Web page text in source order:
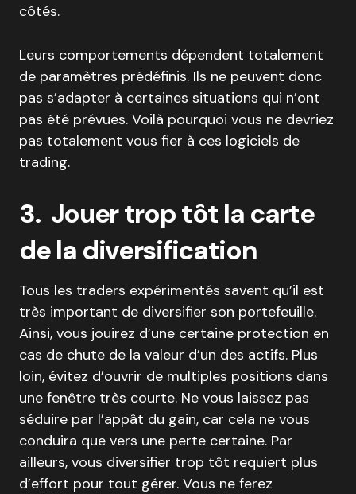
côtés.
Leurs comportements dépendent totalement
de paramètres prédéfinis. Ils ne peuvent donc
pas s’adapter à certaines situations qui n’ont
pas été prévues. Voilà pourquoi vous ne devriez
pas totalement vous fier à ces logiciels de
trading.
3. Jouer trop tôt la carte
de la diversification
Tous les traders expérimentés savent qu’il est
très important de diversifier son portefeuille.
Ainsi, vous jouirez d’une certaine protection en
cas de chute de la valeur d’un des actifs. Plus
loin, évitez d’ouvrir de multiples positions dans
une fenêtre très courte. Ne vous laissez pas
séduire par l’appât du gain, car cela ne vous
conduira que vers une perte certaine. Par
ailleurs, vous diversifier trop tôt requiert plus
d’effort pour tout gérer. Vous ne ferez